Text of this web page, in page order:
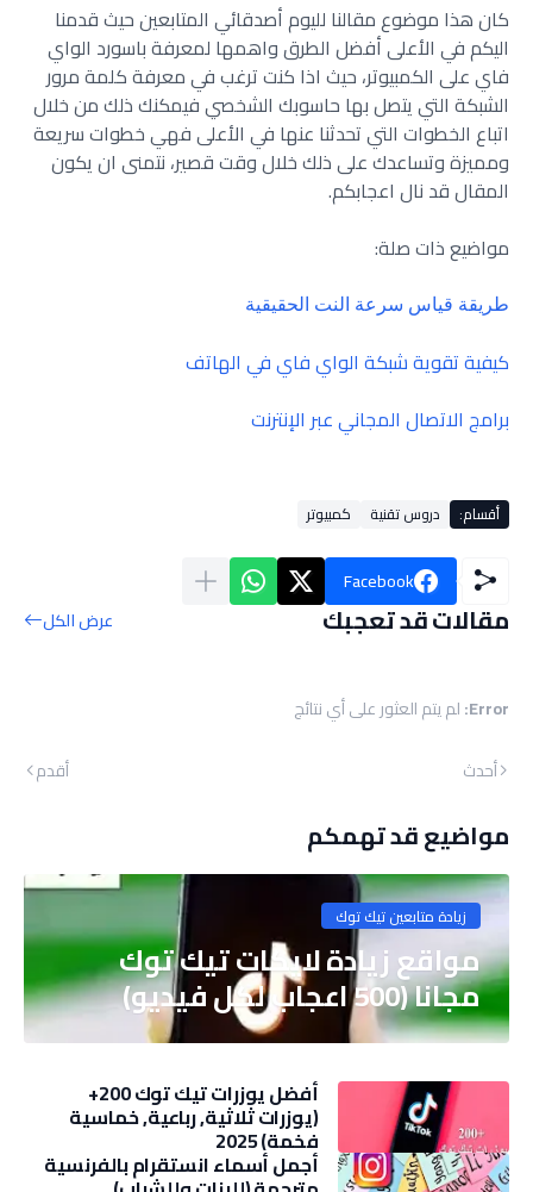
كان هذا موضوع مقالنا لليوم أصدقائي المتابعين حيث قدمنا
اليكم في الأعلى أفضل الطرق واهمها لمعرفة باسورد الواي
فاي على الكمبيوتر، حيث اذا كنت ترغب في معرفة كلمة مرور
الشبكة التي يتصل بها حاسوبك الشخصي فيمكنك ذلك من خلال
اتباع الخطوات التي تحدثنا عنها في الأعلى فهي خطوات سريعة
ومميزة وتساعدك على ذلك خلال وقت قصير، نتمنى ان يكون
المقال قد نال اعجابكم.
مواضيع ذات صلة:
طريقة قياس سرعة النت الحقيقية
كيفية تقوية شبكة الواي فاي في الهاتف
برامج الاتصال المجاني عبر الإنترنت
أقسام: دروس تقنية كمبيوتر
Facebook
مقالات قد تعجبك عرض الكل
Error: لم يتم العثور على أي نتائج
أحدث
أقدم
مواضيع قد تهمكم
زيادة متابعين تيك توك
مواقع زيادة لايكات تيك توك
مجانا (500 اعجاب لكل فيديو)
أفضل يوزرات تيك توك 200+
(يوزرات ثلاثية, رباعية, خماسية
فخمة) 2025
أجمل أسماء انستقرام بالفرنسية